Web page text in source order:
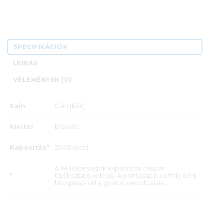
SPECIFIKÁCIÓK
LEÍRÁS
VÉLEMÉNYEK (0)
Szín Cián (kék)
Kivitel Eredeti
Kapacitás* 2000 oldal
*
A kellékanyagok kapacitása csupán
tájékoztató jellegű! A pontosabb definícióért
látogasson el a gyártó weboldalára.